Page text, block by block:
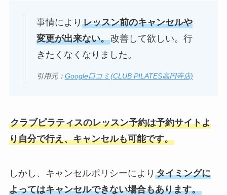
事情により レッスン前のキャンセルや
変更が出来ない。改善して欲しい。行
きたくなくなりました。
引用元： Google口コミ(CLUB PILATES高円寺店)
クラブピラティスのレッスン予約は予約サイトよ
り自分で行え、キャンセルも可能です。
しかし、キャンセルポリシーにより タイミングに
よってはキャンセルできない場合もあります。